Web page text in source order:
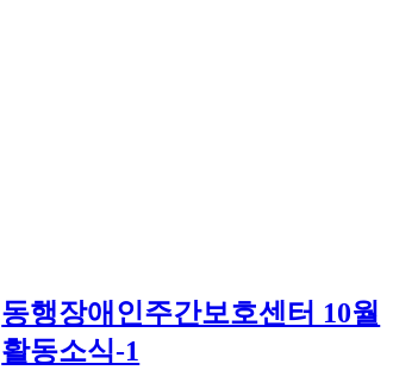
동행장애인주간보호센터 10월
활동소식-1